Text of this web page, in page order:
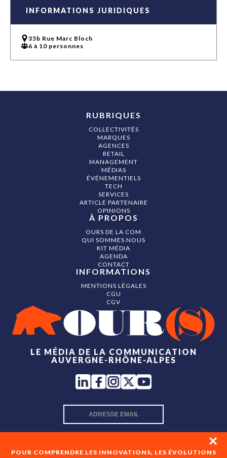
INFORMATIONS JURIDIQUES
35b Rue Marc Bloch
6 à 10 personnes
POUR COMPRENDRE LES INNOVATIONS, LES ÉVOLUTIONS
LE MÉDIA DE LA COMMUNICATION
AUVERGNE-RHÔNE-ALPES
RUBRIQUES
COLLECTIVITÉS
MARQUES
AGENCES
RETAIL
MANAGEMENT
MÉDIAS
ÉVÉNEMENTIELS
TECH
SERVICES
ARTICLE PARTENAIRE
OPINIONS
À PROPOS
OURS DE LA COM
QUI SOMMES NOUS
KIT MÉDIA
AGENDA
CONTACT
INFORMATIONS
MENTIONS LÉGALES
CGU
CGV